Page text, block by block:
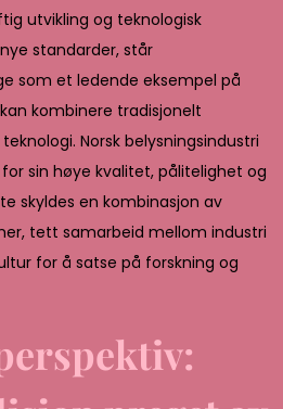
utvikling og teknologisk
standarder, står
som et ledende eksempel på
kombinere tradisjonelt
Norsk belysningsindustri
sin høye kvalitet, pålitelighet og
skyldes en kombinasjon av
tett samarbeid mellom industri
for å satse på forskning og